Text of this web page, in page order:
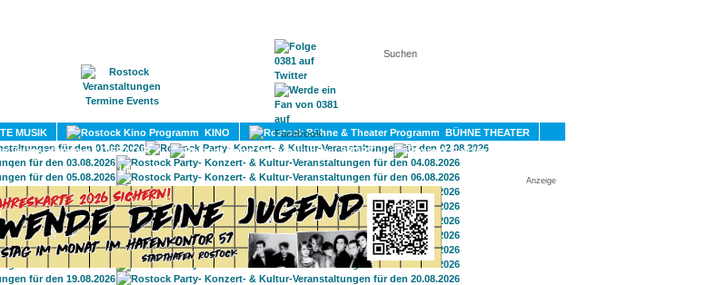
KONTAKT
MUSIK KINO
BÜHNE THEATER
LITERATUR SPORT
UMLAND
Anzeige